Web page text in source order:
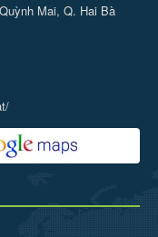
Mai, Q. Hai Bà